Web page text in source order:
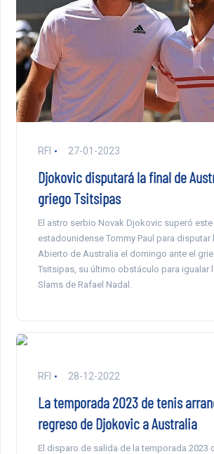
RFI 27-01-2023
Djokovic disputará la final de
griego Tsitsipas
El astro serbio Novak Djokovic superó este
estadounidense Tommy Paul para disputar
Abierto de Australia el domingo ante el
Tsitsipas, su último obstáculo para igualar
Slams de Rafael Nadal.
RFI 28-12-2022
La temporada 2023 de tenis
regreso de Djokovic a Australia
El disparo de salida de la temporada 2023